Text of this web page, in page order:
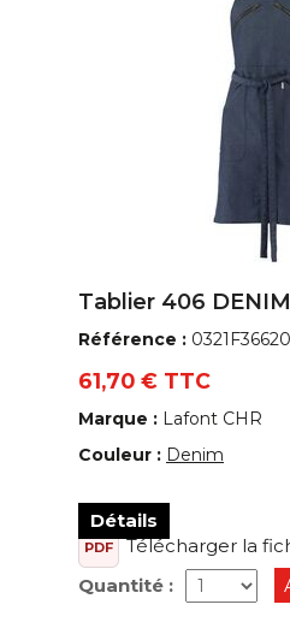
Tablier 406 DENIM
Référence :
61,70 € TTC
Marque : Lafont CHR
Couleur : Denim
Détails
PDF
Télécharger la
Quantité :